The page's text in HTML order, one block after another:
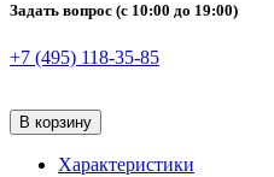
Задать вопрос (с 10:00 до 19:00)
+7 (495) 118-35-85
В корзину
Характеристики